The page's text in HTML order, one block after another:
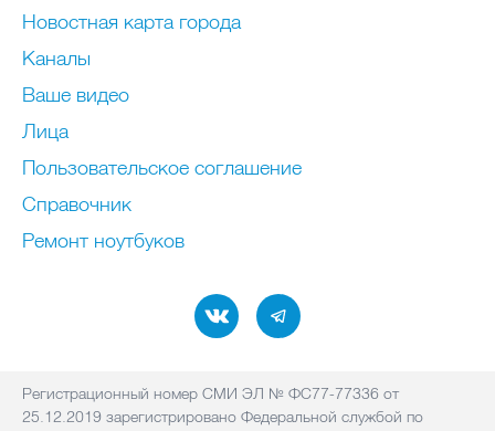
Новостная карта города
Каналы
Ваше видео
Лица
Пользовательское соглашение
Справочник
Ремонт нoутбуков
Регистрационный номер СМИ ЭЛ № ФС77-77336 от
25.12.2019 зарегистрировано Федеральной службой по